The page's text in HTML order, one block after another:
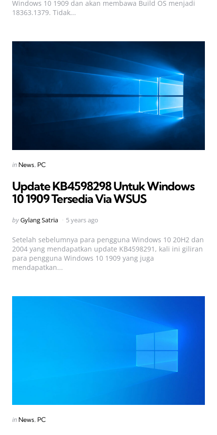
Windows 10 1909 dan akan membawa Build OS menjadi
18363.1379. Tidak...
Categories
Posted
in News PC
Update KB4598298 Untuk Windows
10 1909 Tersedia Via WSUS
Posted
byGylang Satria 5 years ago
Setelah sebelumnya para pengguna Windows 10 20H2 dan
2004 yang mendapatkan update KB4598291, kali ini giliran
para pengguna Windows 10 1909 yang juga
mendapatkan...
Categories
Posted
in News PC